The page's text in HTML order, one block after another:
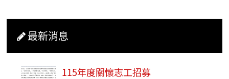
最新消息
115年度關懷志工招募